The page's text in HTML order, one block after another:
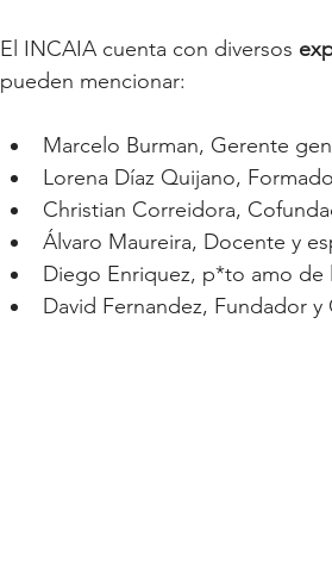
El INCAIA cuenta con diversos
pueden mencionar:
Marcelo Burman, Gerente
Lorena Díaz Quijano,
Christian Correidora,
Álvaro Maureira, Docente y
Diego Enriquez, p*to amo de
David Fernandez, Fundador y